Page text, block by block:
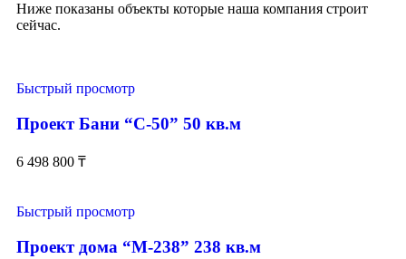
Ниже показаны объекты которые наша компания строит
сейчас.
Быстрый просмотр
Проект Бани “С-50” 50 кв.м
6 498 800 ₸
Быстрый просмотр
Проект дома “М-238” 238 кв.м